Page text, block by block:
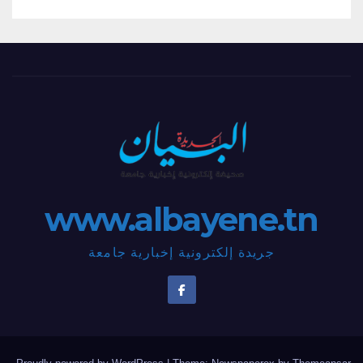
www.albayene.tn
جريدة إلكترونية إخبارية جامعة